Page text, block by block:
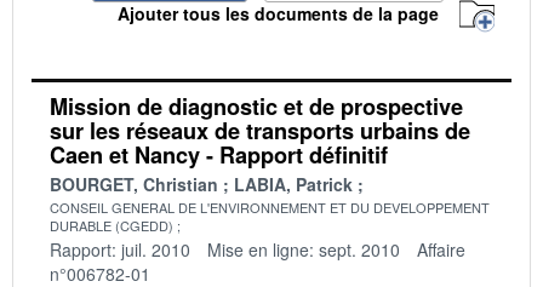
Ajouter tous les documents de la page
Mission de diagnostic et de prospective
sur les réseaux de transports urbains de
Caen et Nancy - Rapport définitif
BOURGET, Christian LABIA, Patrick
CONSEIL GENERAL DE L'ENVIRONNEMENT ET DU DEVELOPPEMENT
DURABLE (CGEDD)
Rapport: juil. 2010 Mise en ligne: sept. 2010
Affaire
n°006782-01